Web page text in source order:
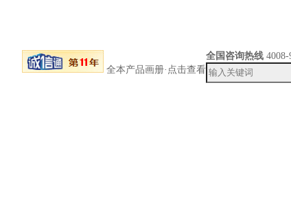
全本产品画册·点击查看
全国咨询热线 4008-